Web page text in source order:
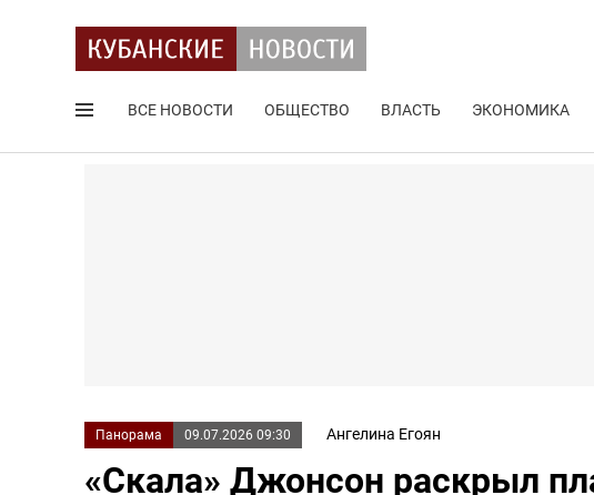
ВСЕ НОВОСТИ ОБЩЕСТВО ВЛАСТЬ ЭКОНОМИКА
Панорама 09.07.2026 09:30 Ангелина Егоян
«Скала» Джонсон раскрыл